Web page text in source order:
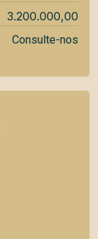
3.200.000,00
Consulte-nos